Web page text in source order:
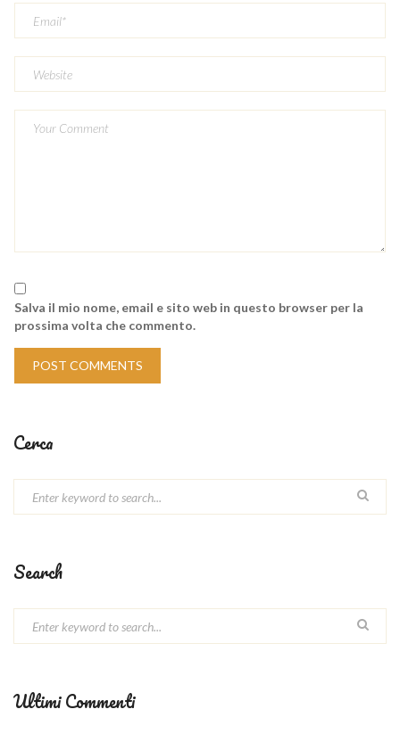
Salva il mio nome, email e sito web in questo browser per la
prossima volta che commento.
Cerca
Search
Ultimi Commenti